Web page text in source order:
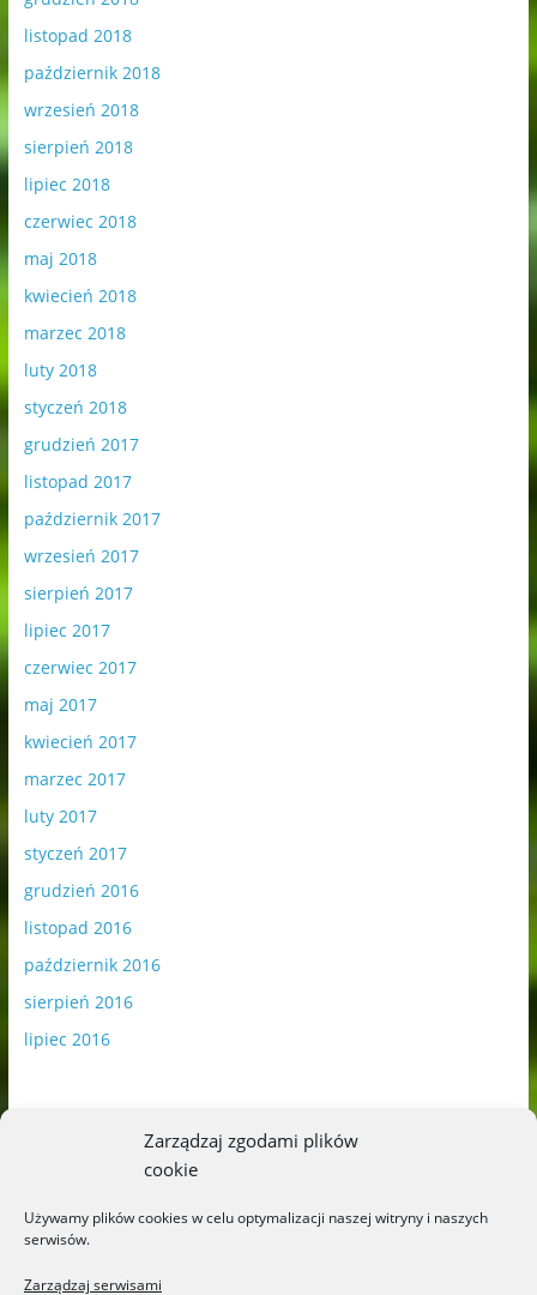
Zarządzaj zgodami plików
cookie
Używamy plików cookies w celu optymalizacji naszej witryny i naszych
serwisów.
Zarządzaj serwisami
listopad 2018
październik 2018
wrzesień 2018
sierpień 2018
lipiec 2018
czerwiec 2018
maj 2018
kwiecień 2018
marzec 2018
luty 2018
styczeń 2018
grudzień 2017
listopad 2017
październik 2017
wrzesień 2017
sierpień 2017
lipiec 2017
czerwiec 2017
maj 2017
kwiecień 2017
marzec 2017
luty 2017
styczeń 2017
grudzień 2016
listopad 2016
październik 2016
sierpień 2016
lipiec 2016